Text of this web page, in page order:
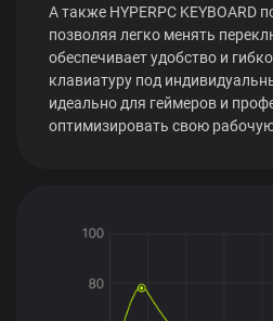
А также HYPERPC KEYBOARD
позволяя легко менять
обеспечивает удобство и
клавиатуру под
идеально для геймеров и
оптимизировать свою